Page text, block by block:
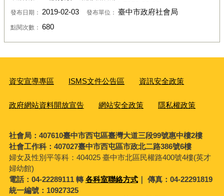
發布日期： 2019-02-03 發布單位： 臺中市政府社會局
點閱次數： 680
資安宣導專區 ISMS文件公告區 資訊安全政策
政府網站資料開放宣告 網站安全政策 隱私權政策
社會局：407610臺中市西屯區臺灣大道三段99號惠中樓2樓
社會工作科：407027臺中市西屯區市政北二路386號6樓
婦女及性別平等科： 404025 臺中市北區民權路400號4樓(英才
婦幼館)
電話：04-22289111 轉各科室聯絡方式｜ 傳真：04-22291819
統一編號：10927325